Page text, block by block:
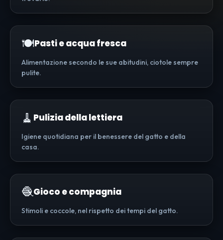
🍽️Pasti e acqua fresca
Alimentazione secondo le sue abitudini, ciotole sempre
pulite.
🧹 Pulizia della lettiera
Igiene quotidiana per il benessere del gatto e della
casa.
🧶Gioco e compagnia
Stimoli e coccole, nel rispetto dei tempi del gatto.